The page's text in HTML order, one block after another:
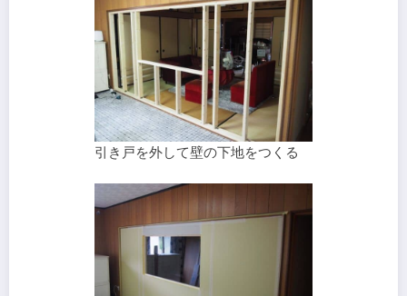
引き戸を外して壁の下地をつくる